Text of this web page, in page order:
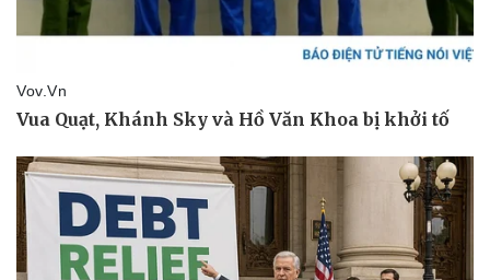
Bóng đá
eSports
Hậu trường
Xe máy